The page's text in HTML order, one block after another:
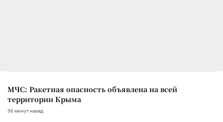
МЧС: Ракетная опасность объявлена на всей
территории Крыма
36 минут назад